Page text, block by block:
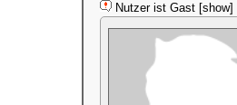
Nutzer ist Gast [show]